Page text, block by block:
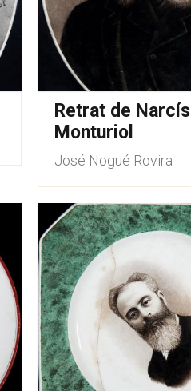
Retrat de Narcís
Monturiol
José Nogué Rovira